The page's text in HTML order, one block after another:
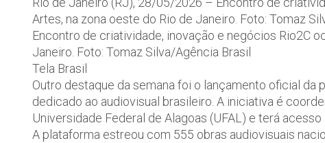
Artes, na zona oeste do Rio de Janeiro. Foto: Tomaz
Encontro de criatividade, inovação e negócios Rio2C
Janeiro. Foto: Tomaz Silva/Agência Brasil
Tela Brasil
Outro destaque da semana foi o lançamento oficial
dedicado ao audiovisual brasileiro. A iniciativa é
Universidade Federal de Alagoas (UFAL) e terá acesso
A plataforma estreou com 555 obras audiovisuais